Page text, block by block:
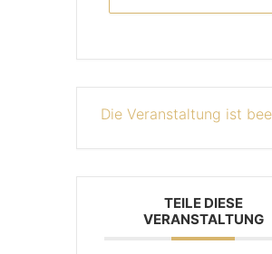
Die Veranstaltung ist
TEILE DIESE
VERANSTALTUNG